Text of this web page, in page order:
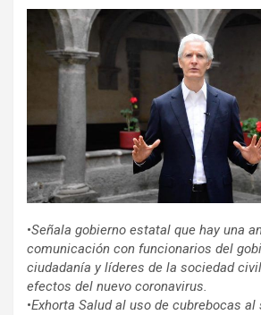
•Señala gobierno estatal que hay una
comunicación con funcionarios del
ciudadanía y líderes de la sociedad
efectos del nuevo coronavirus.
•Exhorta Salud al uso de cubrebocas al